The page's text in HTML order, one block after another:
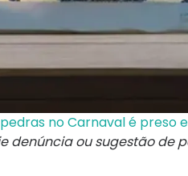
no Carnaval é preso
denúncia ou sugestão de